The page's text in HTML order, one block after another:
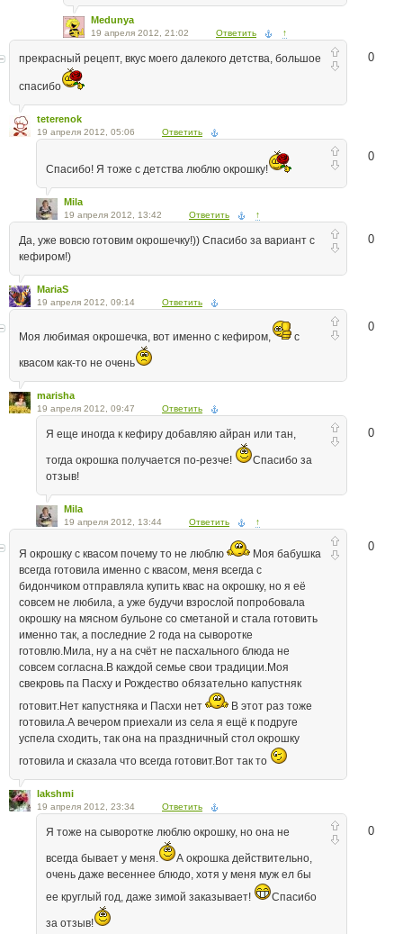
Medunya
19 апреля 2012, 21:02 Ответить ↑
0
прекрасный рецепт, вкус моего далекого детства, большое
спасибо
teterenok
19 апреля 2012, 05:06 Ответить
0
Спасибо! Я тоже с детства люблю окрошку!
Mila
19 апреля 2012, 13:42 Ответить ↑
0
Да, уже вовсю готовим окрошечку!)) Спасибо за вариант с
кефиром!)
MariaS
19 апреля 2012, 09:14 Ответить
0
Моя любимая окрошечка, вот именно с кефиром, с
квасом как-то не очень
marisha
19 апреля 2012, 09:47 Ответить
0
Я еще иногда к кефиру добавляю айран или тан,
тогда окрошка получается по-резче!
Спасибо за
отзыв!
Mila
19 апреля 2012, 13:44 Ответить ↑
0
Я окрошку с квасом почему то не люблю
Моя бабушка
всегда готовила именно с квасом, меня всегда с
бидончиком отправляла купить квас на окрошку, но я её
совсем не любила, а уже будучи взрослой попробовала
окрошку на мясном бульоне со сметаной и стала готовить
именно так, а последние 2 года на сыворотке
готовлю.Мила, ну а на счёт не пасхального блюда не
совсем согласна.В каждой семье свои традиции.Моя
свекровь па Пасху и Рождество обязательно капустняк
готовит.Нет капустняка и Пасхи нет
В этот раз тоже
готовила.А вечером приехали из села я ещё к подруге
успела сходить, так она на праздничный стол окрошку
готовила и сказала что всегда готовит.Вот так то
lakshmi
19 апреля 2012, 23:34 Ответить
0
Я тоже на сыворотке люблю окрошку, но она не
всегда бывает у меня.
А окрошка действительно,
очень даже весеннее блюдо, хотя у меня муж ел бы
ее круглый год, даже зимой заказывает!
Спасибо
за отзыв!